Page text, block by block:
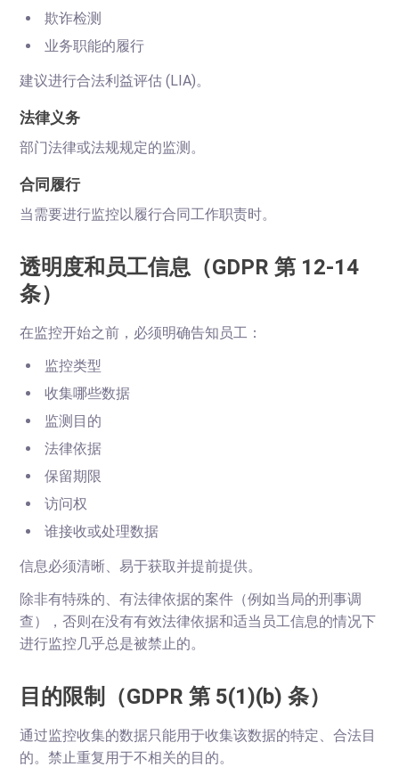
欺诈检测
业务职能的履行
建议进行合法利益评估 (LIA)。
法律义务
部门法律或法规规定的监测。
合同履行
当需要进行监控以履行合同工作职责时。
透明度和员工信息（GDPR 第 12-14
条）
在监控开始之前，必须明确告知员工：
监控类型
收集哪些数据
监测目的
法律依据
保留期限
访问权
谁接收或处理数据
信息必须清晰、易于获取并提前提供。
除非有特殊的、有法律依据的案件（例如当局的刑事调
查），否则在没有有效法律依据和适当员工信息的情况下
进行监控几乎总是被禁止的。
目的限制（GDPR 第 5(1)(b) 条）
通过监控收集的数据只能用于收集该数据的特定、合法目
的。禁止重复用于不相关的目的。